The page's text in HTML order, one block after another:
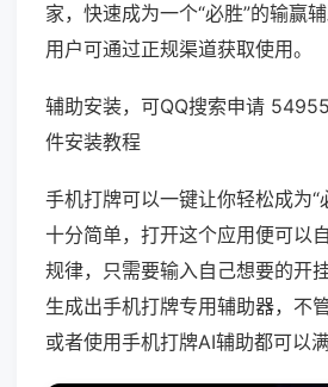
家，快速成为一个“必胜”的输赢
用户可通过正规渠道获取使用。
辅助安装，可QQ搜索申请
件安装教程
手机打牌可以一键让你轻松成为“
十分简单，打开这个应用便可以
规律，只需要输入自己想要的开
生成出手机打牌专用辅助器，不
或者使用手机打牌AI辅助都可以满